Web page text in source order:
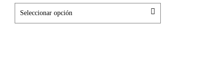
Seleccionar opción